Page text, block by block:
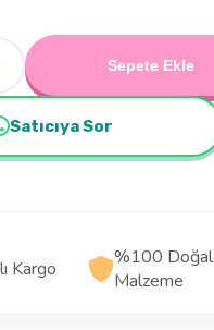
Sepete Ekle
Satıcıya Sor
Kargo
%100 Doğal
Malzeme